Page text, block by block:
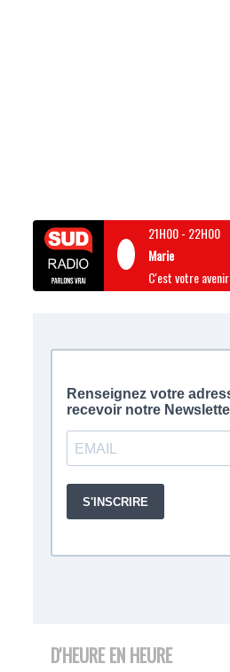
21H00- 22H00
Marie
C'est votre avenir
D'HEURE EN HEURE